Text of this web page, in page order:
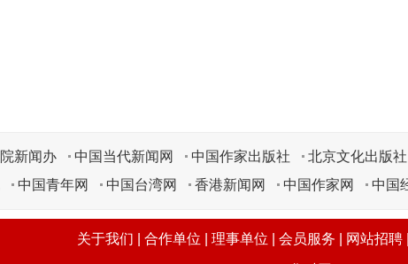
新闻办 中国当代新闻网 中国作家出版社 北京文化出版社
中国青年网 中国台湾网 香港新闻网 中国作家网 中国
关于我们 合作单位 理事单位 会员服务 网站招聘